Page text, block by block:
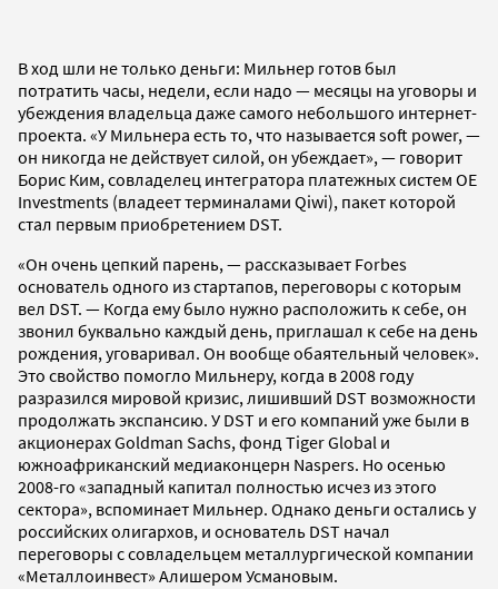
В ход шли не только деньги: Мильнер готов был
потратить часы, недели, если надо — месяцы на уговоры и
убеждения владельца даже самого небольшого интернет-
проекта. «У Мильнера есть то, что называется soft power, —
он никогда не действует силой, он убеждает», — говорит
Борис Ким, совладелец интегратора платежных систем OE
Investments (владеет терминалами Qiwi), пакет которой
стал первым приобретением DST.
«Он очень цепкий парень, — рассказывает Forbes
основатель одного из стартапов, переговоры с которым
вел DST. — Когда ему было нужно расположить к себе, он
звонил буквально каждый день, приглашал к себе на день
рождения, уговаривал. Он вообще обаятельный человек».
Это свойство помогло Мильнеру, когда в 2008 году
разразился мировой кризис, лишивший DST возможности
продолжать экспансию. У DST и его компаний уже были в
акционерах Goldman Sachs, фонд Tiger Global и
южноафриканский медиаконцерн Naspers. Но осенью
2008-го «западный капитал полностью исчез из этого
сектора», вспоминает Мильнер. Однако деньги остались у
российских олигархов, и основатель DST начал
переговоры с совладельцем металлургической компании
«Металлоинвест» Алишером Усмановым.